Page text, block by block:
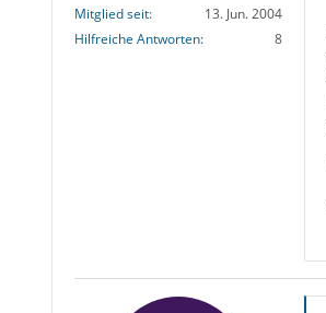
Mitglied seit
13. Jun. 2004
Hilfreiche Antworten
8